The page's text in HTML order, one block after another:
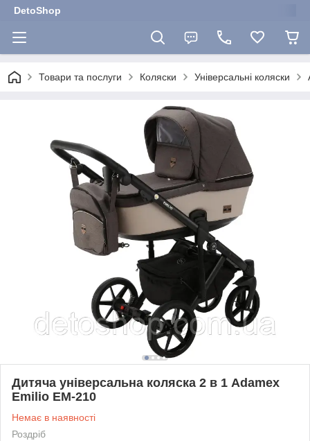
DetoShop
Товари та послуги Коляски Універсальні коляски
Дитяча універсальна коляска 2 в 1 Adamex
Emilio EM-210
Немає в наявності
Роздріб